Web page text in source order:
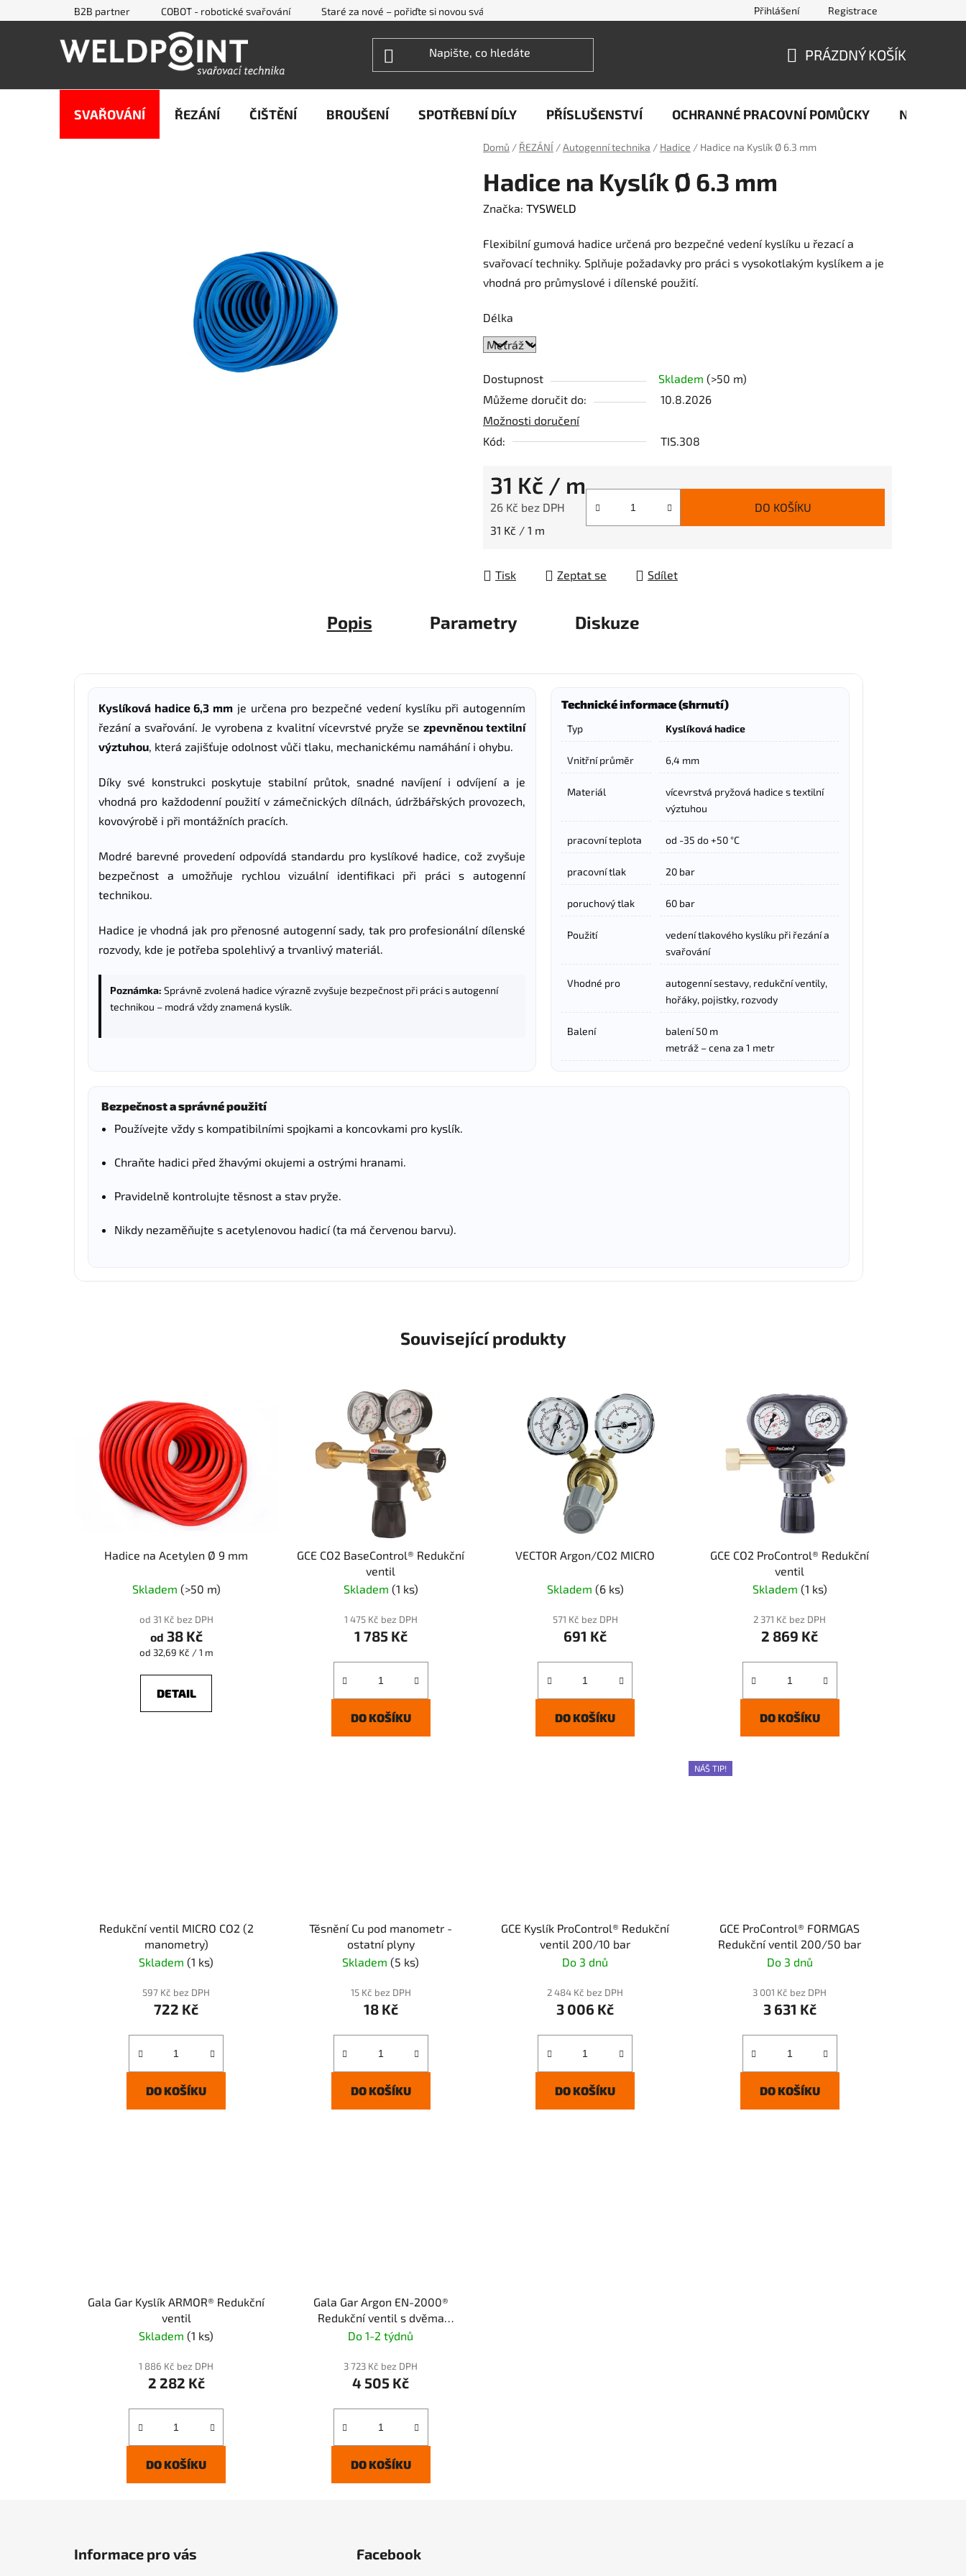
na
B2B partner COBOT - robotické svařování Staré za nové – pořiďte si novou svářečku WECO levněji FAQ - nejčastější dotazy ze světa svařování Kontakty
Přihlášení Registrace
KOŠÍK
PRÁZDNÝ KOŠÍK
SVAŘOVÁNÍ ŘEZÁNÍ ČIŠTĚNÍ BROUŠENÍ SPOTŘEBNÍ DÍLY PŘÍSLUŠENSTVÍ OCHRANNÉ PRACOVNÍ POMŮCKY Naše
Domů / ŘEZÁNÍ /Autogenní technika / Hadice / Hadice na Kyslík Ø 6.3 mm
Hadice na Kyslík Ø 6.3 mm
Značka: TYSWELD
Flexibilní gumová hadice určená pro bezpečné vedení kyslíku u řezací a
svařovací techniky. Splňuje požadavky pro práci s vysokotlakým kyslíkem a je
vhodná pro průmyslové i dílenské použití.
Délka
Dostupnost Skladem (>50 m)
Můžeme doručit do:
10.8.2026
Možnosti doručení
Kód:
TIS.308
31 Kč / m
26 Kč bez DPH
Měrná cena:
31 Kč / 1 m
DO KOŠÍKU
Tisk Zeptat se Sdílet
Popis Parametry Diskuze
Kyslíková hadice 6,3 mm je určena pro bezpečné vedení kyslíku při autogenním
řezání a svařování. Je vyrobena z kvalitní vícevrstvé pryže se zpevněnou textilní
výztuhou, která zajišťuje odolnost vůči tlaku, mechanickému namáhání i ohybu.
Díky své konstrukci poskytuje stabilní průtok, snadné navíjení i odvíjení a je
vhodná pro každodenní použití v zámečnických dílnách, údržbářských provozech,
kovovýrobě i při montážních pracích.
Modré barevné provedení odpovídá standardu pro kyslíkové hadice, což zvyšuje
bezpečnost a umožňuje rychlou vizuální identifikaci při práci s autogenní
technikou.
Hadice je vhodná jak pro přenosné autogenní sady, tak pro profesionální dílenské
rozvody, kde je potřeba spolehlivý a trvanlivý materiál.
Poznámka: Správně zvolená hadice výrazně zvyšuje bezpečnost při práci s autogenní
technikou – modrá vždy znamená kyslík.
Technické informace (shrnutí)
Typ Kyslíková hadice
Vnitřní průměr 6,4 mm
Materiál
vícevrstvá pryžová hadice s textilní
výztuhou
pracovní teplota od -35 do +50 °C
pracovní tlak 20 bar
poruchový tlak 60 bar
Použití
vedení tlakového kyslíku při řezání a
svařování
Vhodné pro
autogenní sestavy, redukční ventily,
hořáky, pojistky, rozvody
Balení
balení 50 m
metráž – cena za 1 metr
Bezpečnost a správné použití
Používejte vždy s kompatibilními spojkami a koncovkami pro kyslík.
Chraňte hadici před žhavými okujemi a ostrými hranami.
Pravidelně kontrolujte těsnost a stav pryže.
Nikdy nezaměňujte s acetylenovou hadicí (ta má červenou barvu).
Související produkty
Hadice na Acetylen Ø 9 mm
Skladem (>50 m)
od 31 Kč bez DPH
od 38 Kč
Měrná
od 32,69 Kč / 1 m
DETAIL
GCE CO2 BaseControl® Redukční
ventil
Skladem (1 ks)
1 475 Kč bez DPH
1 785 Kč
DO KOŠÍKU
VECTOR Argon/CO2 MICRO
Skladem (6 ks)
571 Kč bez DPH
691 Kč
DO KOŠÍKU
GCE CO2 ProControl® Redukční
ventil
Skladem (1 ks)
2 371 Kč bez DPH
2 869 Kč
DO KOŠÍKU
Redukční ventil MICRO CO2 (2
manometry)
Skladem(1 ks)
597 Kč bez DPH
722 Kč
DO KOŠÍKU
Těsnění Cu pod manometr -
ostatní plyny
Skladem(5 ks)
15 Kč bez DPH
18 Kč
DO KOŠÍKU
GCE Kyslík ProControl® Redukční
ventil 200/10 bar
Do 3 dnů
2 484 Kč bez DPH
3 006 Kč
DO KOŠÍKU
NÁŠ TIP!
GCE ProControl® FORMGAS
Redukční ventil 200/50 bar
Do 3 dnů
3 001 Kč bez DPH
3 631 Kč
DO KOŠÍKU
Gala Gar Kyslík ARMOR® Redukční
ventil
Skladem(1 ks)
1 886 Kč bez DPH
2 282 Kč
DO KOŠÍKU
Gala Gar Argon EN-2000®
Redukční ventil s dvěma
průtokoměry
Do 1-2 týdnů
3 723 Kč bez DPH
4 505 Kč
DO KOŠÍKU
Informace pro vás Facebook